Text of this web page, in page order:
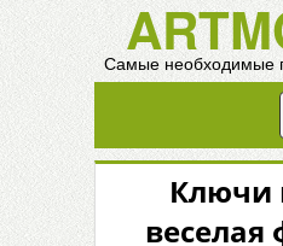
Самые необходимые
Ключи
веселая